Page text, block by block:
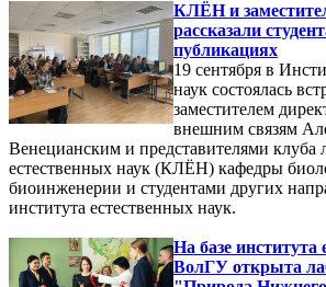
КЛЁН и
рассказали
публикациях
19 сентября в
наук состоялась
заместителем
внешним связям
Венецианским и представителями клуба
естественных наук (КЛЁН) кафедры
биоинженерии и студентами других
института естественных наук.
На базе института
ВолГУ открыта